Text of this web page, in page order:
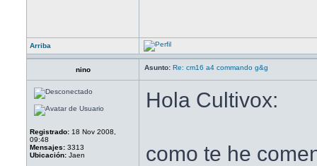
Arriba
nino Asunto: Re: cm16 a4 commando g&g
Registrado: 18 Nov 2008,
09:48
Mensajes: 3313
Ubicación: Jaen
Hola Cultivox:
como te he